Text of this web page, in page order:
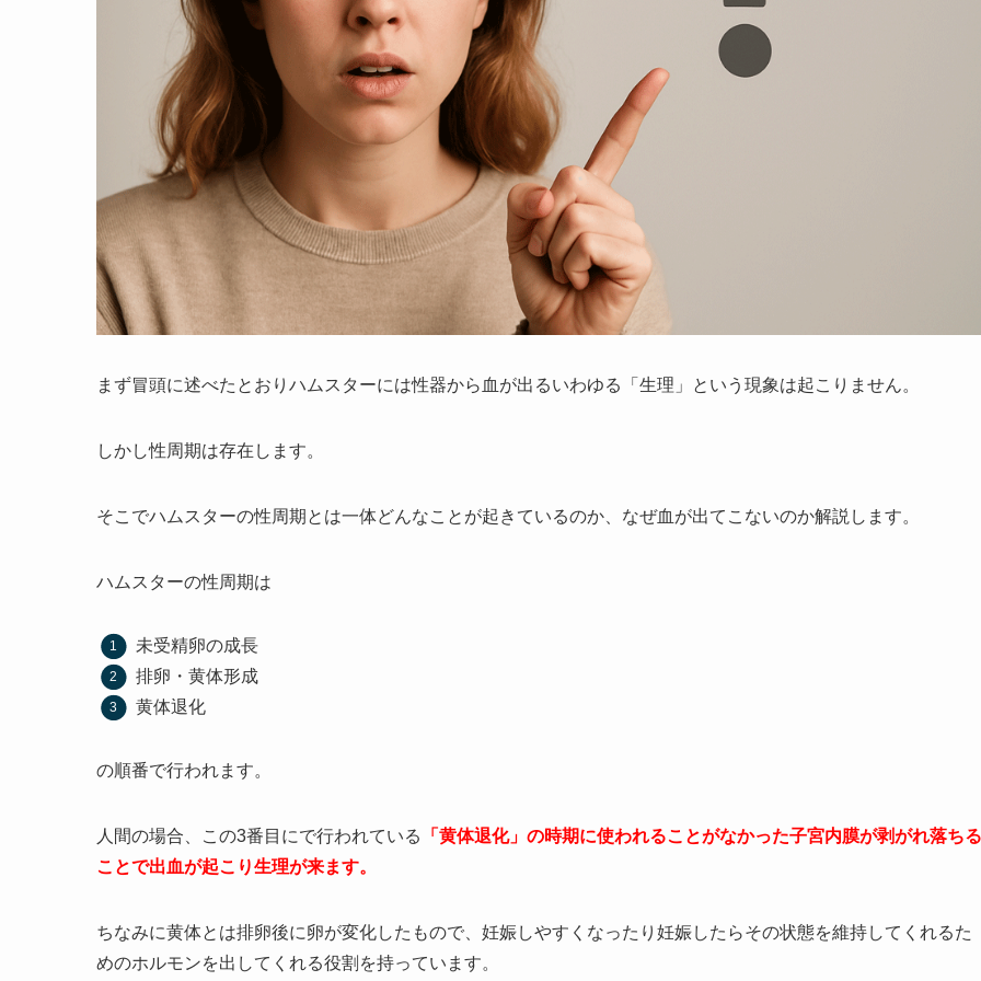
まず冒頭に述べたとおりハムスターには性器から血が出るいわゆる「生理」という現象は起こりません。
しかし性周期は存在します。
そこでハムスターの性周期とは一体どんなことが起きているのか、なぜ血が出てこないのか解説します。
ハムスターの性周期は
未受精卵の成長
排卵・黄体形成
黄体退化
の順番で行われます。
人間の場合、この3番目にで行われている
「黄体退化」の時期に使われることがなかった子宮内膜が剥がれ落ちる
ことで出血が起こり生理が来ます。
ちなみに黄体とは排卵後に卵が変化したもので、妊娠しやすくなったり妊娠したらその状態を維持してくれるた
めのホルモンを出してくれる役割を持っています。